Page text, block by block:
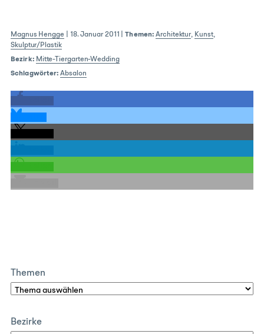
Magnus Hengge| 18. Januar 2011 |Themen: Architektur, Kunst,
Skulptur/Plastik
Bezirk: Mitte-Tiergarten-Wedding
Schlagwörter: Absalon
Themen
Bezirke